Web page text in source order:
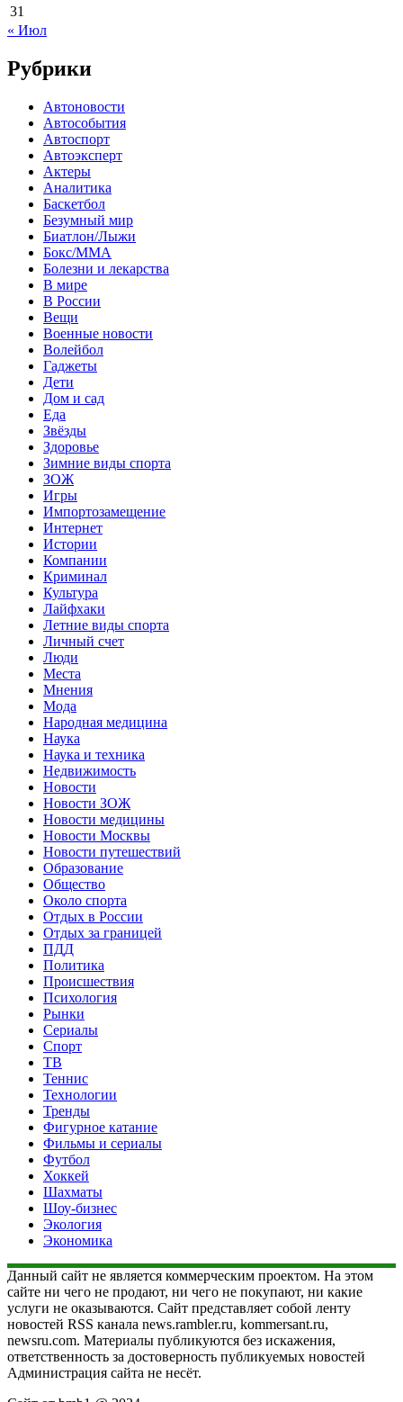
31
« Июл
Рубрики
Автоновости
Автособытия
Автоспорт
Автоэксперт
Актеры
Аналитика
Баскетбол
Безумный мир
Биатлон/Лыжи
Бокс/MMA
Болезни и лекарства
В мире
В России
Вещи
Военные новости
Волейбол
Гаджеты
Дети
Дом и сад
Еда
Звёзды
Здоровье
Зимние виды спорта
ЗОЖ
Игры
Импортозамещение
Интернет
Истории
Компании
Криминал
Культура
Лайфхаки
Летние виды спорта
Личный счет
Люди
Места
Мнения
Мода
Народная медицина
Наука
Наука и техника
Недвижимость
Новости
Новости ЗОЖ
Новости медицины
Новости Москвы
Новости путешествий
Образование
Общество
Около спорта
Отдых в России
Отдых за границей
ПДД
Политика
Происшествия
Психология
Рынки
Сериалы
Спорт
ТВ
Теннис
Технологии
Тренды
Фигурное катание
Фильмы и сериалы
Футбол
Хоккей
Шахматы
Шоу-бизнес
Экология
Экономика
Данный сайт не является коммерческим проектом. На этом
сайте ни чего не продают, ни чего не покупают, ни какие
услуги не оказываются. Сайт представляет собой ленту
новостей RSS канала news.rambler.ru, kommersant.ru,
newsru.com. Материалы публикуются без искажения,
ответственность за достоверность публикуемых новостей
Администрация сайта не несёт.